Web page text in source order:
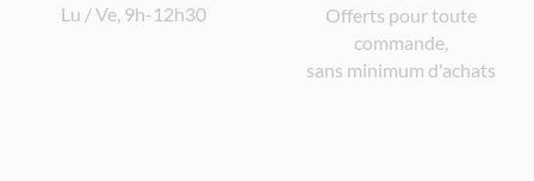
Lu / Ve, 9h-12h30
Offerts pour toute
commande,
sans minimum d'achats